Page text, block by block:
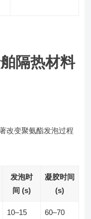
隔热材料
改变聚氨酯发泡过程
发泡时
间 (s)
凝胶时间
(s)
10–15 60–70